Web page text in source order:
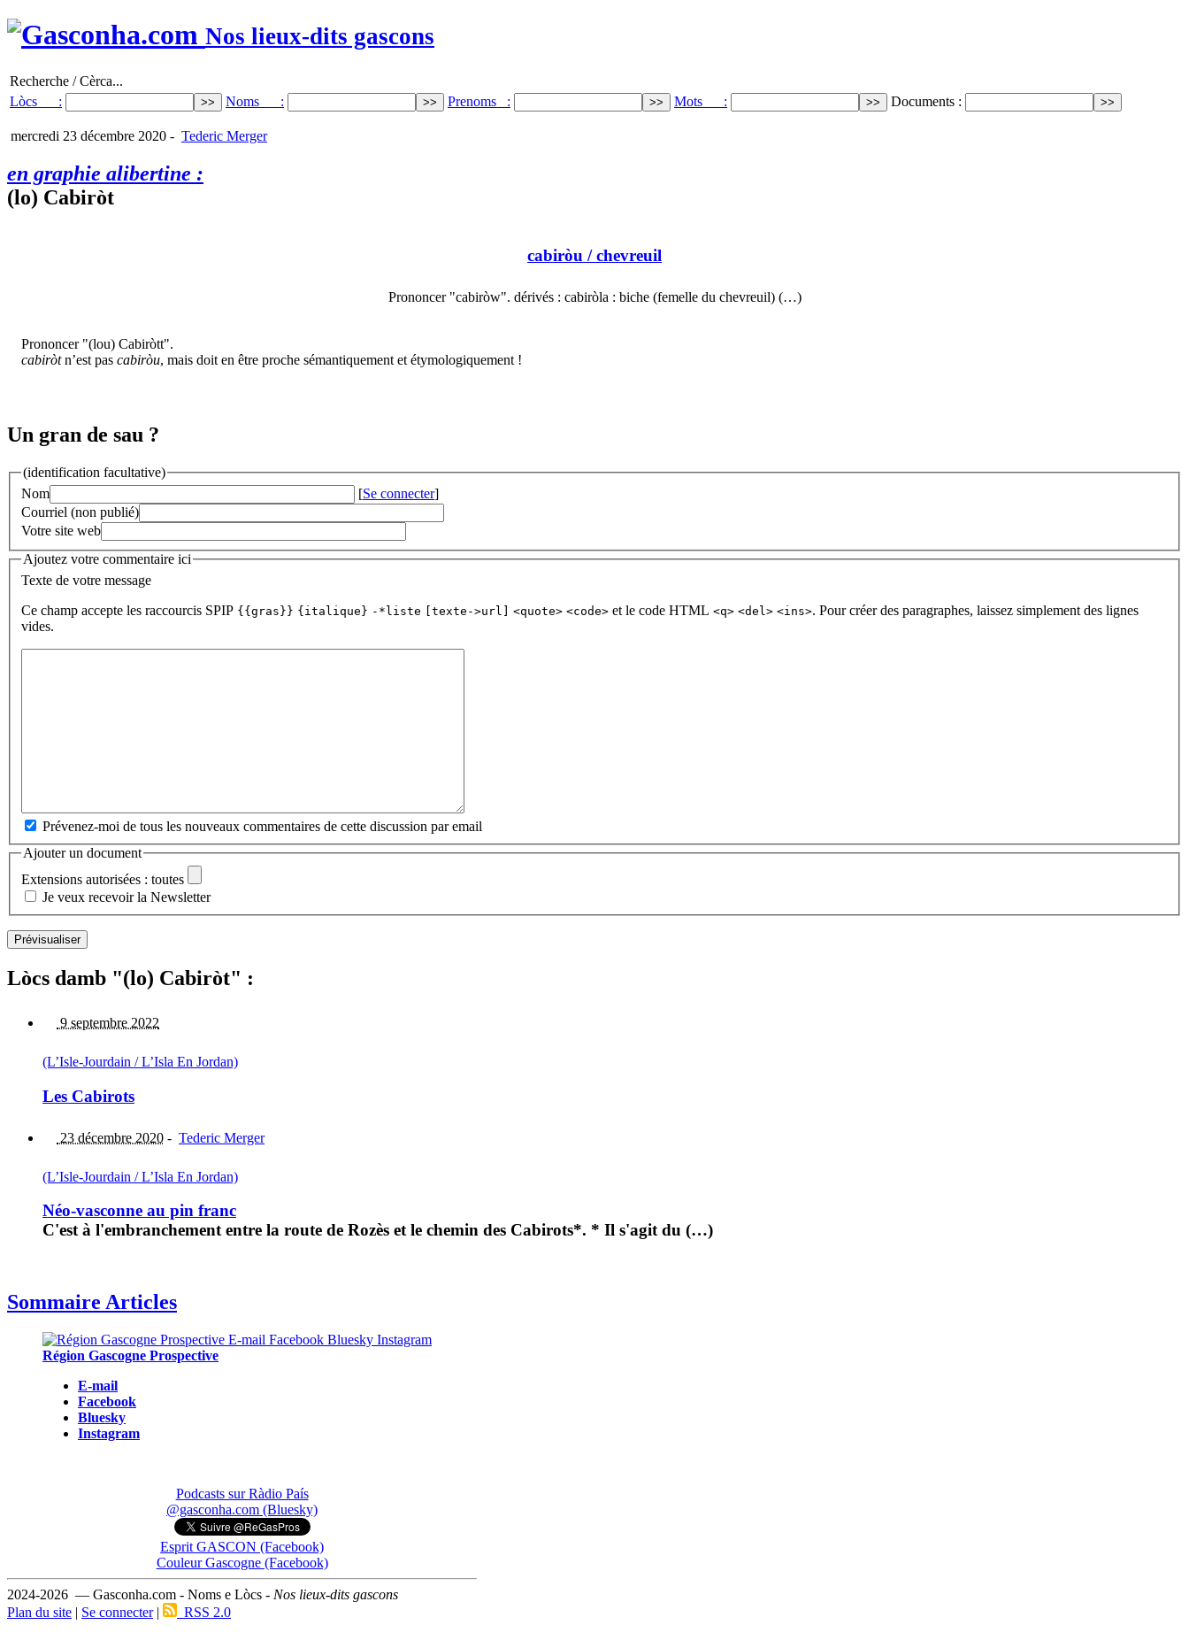
Nos lieux-dits gascons
Recherche / Cèrca...
Lòcs :
Noms : Prenoms : Mots : Documents :
mercredi 23 décembre 2020 - Tederic Merger
en graphie alibertine :
(lo) Cabiròt
cabiròu / chevreuil
Prononcer "cabiròw". dérivés : cabiròla : biche (femelle du chevreuil) (…)
Prononcer "(lou) Cabiròtt".
cabiròtn’est pas cabiròu, mais doit en être proche sémantiquement et étymologiquement !
Un gran de sau ?
(identification facultative)
Nom
[Se connecter]
Courriel (non publié)
Votre site web
Ajoutez votre commentaire ici
Texte de votre message
Ce champ accepte les raccourcis SPIP {{gras}} {italique} -*liste [texte->url] <quote> <code> et le code HTML <q> <del> <ins>. Pour créer des paragraphes, laissez simplement des lignes
vides.
Prévenez-moi de tous les nouveaux commentaires de cette discussion par email
Ajouter un document
Extensions autorisées : toutes
Je veux recevoir la Newsletter
Lòcs damb "(lo) Cabiròt" :
9 septembre 2022
(L’Isle-Jourdain / L’Isla En Jordan)
Les Cabirots
23 décembre 2020 - Tederic Merger
(L’Isle-Jourdain / L’Isla En Jordan)
Néo-vasconne au pin franc
C'est à l'embranchement entre la route de Rozès et le chemin des Cabirots*. * Il s'agit du (…)
Sommaire Articles
Région Gascogne Prospective
E-mail
Facebook
Bluesky
Instagram
Podcasts sur Ràdio País
@gasconha.com (Bluesky)
Esprit GASCON (Facebook)
Couleur Gascogne (Facebook)
2024-2026 — Gasconha.com - Noms e Lòcs - Nos lieux-dits gascons
Plan du site | Se connecter| RSS 2.0